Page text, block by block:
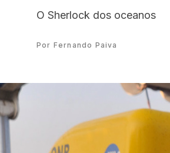
O Sherlock dos oceanos
Por Fernando Paiva